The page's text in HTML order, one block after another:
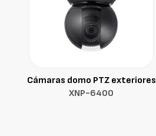
Cámaras domo PTZ exteriores
XNP-6400